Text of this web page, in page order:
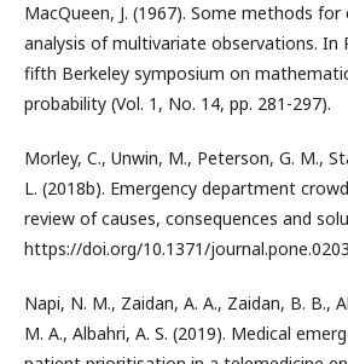
MacQueen, J. (1967). Some methods
analysis of multivariate observations. In
fifth Berkeley symposium on
probability (Vol. 1, No. 14, pp. 281-297).
Morley, C., Unwin, M., Peterson, G. M.,
L. (2018b). Emergency department
review of causes, consequences and
https://doi.org/10.1371/
Napi, N. M., Zaidan, A. A., Zaidan, B. B.,
M. A., Albahri, A. S. (2019). Medical